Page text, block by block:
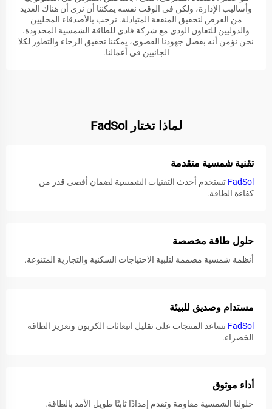
وأساليب الإدارة، ولكن في الوقت نفسه يمكننا أن نرى أن هناك العديد
من الفرص لتحقيق المنفعة المتبادلة. نرحب بالأصدقاء المحليين
والدوليين للتعاون الودي مع شركة فادي للطاقة الشمسية المحدودة.
نحن نؤمن أنه بفضل جهودنا القصوى، يمكننا تحقيق الرخاء والتطور لكلا
الجانبين في أعمالنا.
لماذا تختار FadSol
تقنية شمسية متقدمة
FadSolتستخدم أحدث التقنيات الشمسية لضمان أقصى قدر من
كفاءة الطاقة.
حلول طاقة مخصصة
أنظمة شمسية مصممة لتلبية الاحتياجات السكنية والتجارية المتنوعة.
مستدام وصديق للبيئة
FadSolتساعد المنتجات على تقليل انبعاثات الكربون وتعزيز الطاقة
الخضراء.
أداء موثوق
حلولنا الشمسية مقاومة وتقدم إمدادًا ثابتًا طويل الأمد بالطاقة.